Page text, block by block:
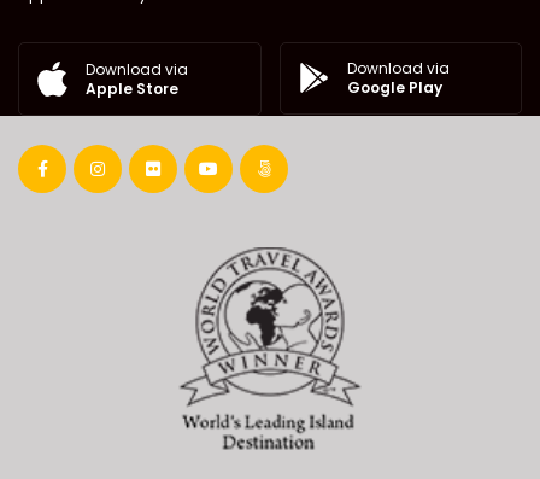
Download via
Apple Store
Download via
Google Play